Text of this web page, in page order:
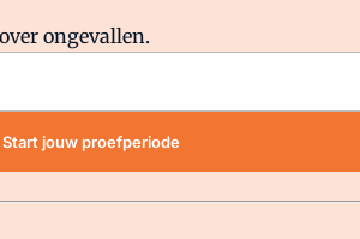
Op gebruik van deze site zijn de
ongevallen.
Start jouw proefperiode